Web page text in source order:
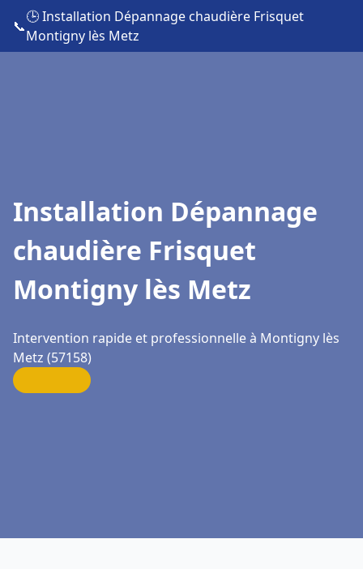
📞
🕒 Installation Dépannage chaudière Frisquet
Montigny lès Metz
Installation Dépannage
chaudière Frisquet
Montigny lès Metz
Intervention rapide et professionnelle à Montigny lès
Metz (57158)